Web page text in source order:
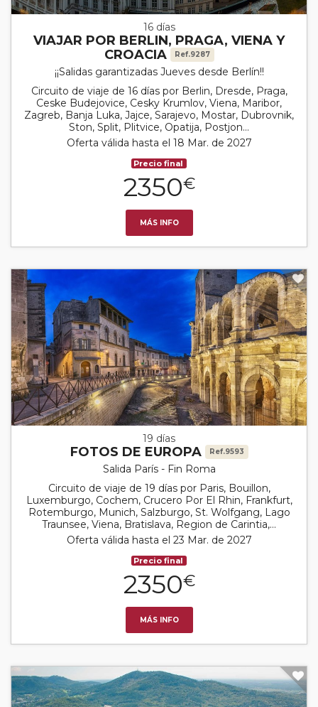
16 días
VIAJAR POR BERLIN, PRAGA, VIENA Y
CROACIA
Ref.9287
¡¡Salidas garantizadas Jueves desde Berlín!!
Circuito de viaje de 16 días por Berlin, Dresde, Praga,
Ceske Budejovice, Cesky Krumlov, Viena, Maribor,
Zagreb, Banja Luka, Jajce, Sarajevo, Mostar, Dubrovnik,
Ston, Split, Plitvice, Opatija, Postjon...
Oferta válida hasta el 18 Mar. de 2027
Precio final
2350€
MÁS INFO
19 días
FOTOS DE EUROPA Ref.9593
Salida París - Fin Roma
Circuito de viaje de 19 días por Paris, Bouillon,
Luxemburgo, Cochem, Crucero Por El Rhin, Frankfurt,
Rotemburgo, Munich, Salzburgo, St. Wolfgang, Lago
Traunsee, Viena, Bratislava, Region de Carintia,...
Oferta válida hasta el 23 Mar. de 2027
Precio final
2350€
MÁS INFO